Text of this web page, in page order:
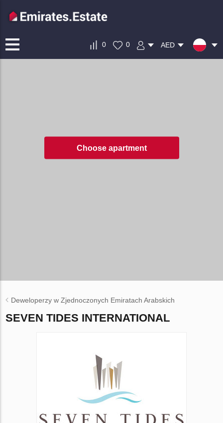
0 0 AED
Choose apartment
Deweloperzy w Zjednoczonych Emiratach Arabskich
SEVEN TIDES INTERNATIONAL